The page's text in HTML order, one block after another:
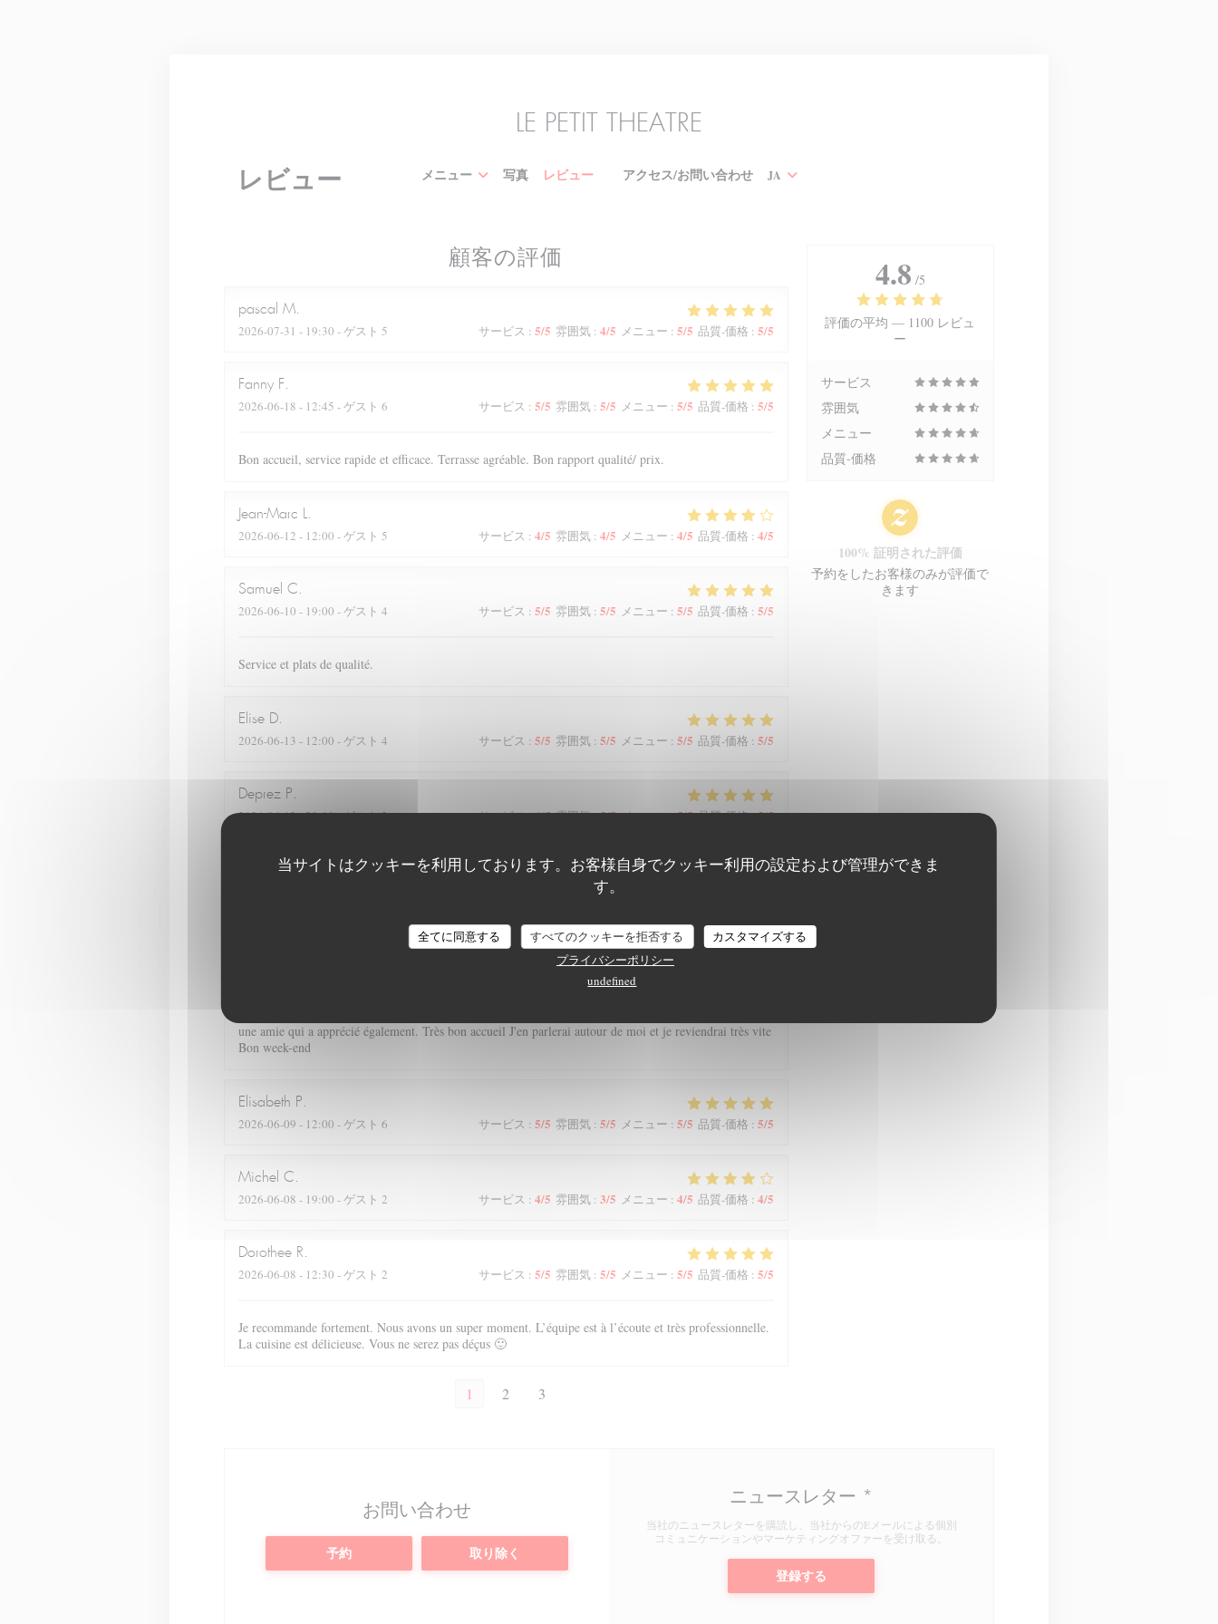
当サイトはクッキーを利用しております。お客様自身でクッキー利用の設定および管理ができま
す。
全てに同意する すべてのクッキーを拒否する
カスタマイズする
プライバシーポリシー
undefined
LE PETIT THEATRE
メニュー 写真 レビュー ((新しいウィンドウで開きます))
アクセス/お問い合わせ JA
レビュー
顧客の評価
pascal M
2026-07-31 - 19:30 - ゲスト 5 サービス : 5/5 雰囲気: 4/5 メニュー : 5/5 品質-価格 : 5/5
Fanny F
2026-06-18 - 12:45 - ゲスト 6 サービス : 5/5 雰囲気: 5/5 メニュー : 5/5 品質-価格 : 5/5
Bon accueil, service rapide et efficace. Terrasse agréable. Bon rapport qualité/ prix.
Jean-Marc L
2026-06-12 - 12:00 - ゲスト 5 サービス : 4/5 雰囲気: 4/5 メニュー : 4/5 品質-価格 : 4/5
Samuel C
2026-06-10 - 19:00 - ゲスト 4 サービス : 5/5 雰囲気: 5/5 メニュー : 5/5 品質-価格 : 5/5
Service et plats de qualité.
Elise D
2026-06-13 - 12:00 - ゲスト 4 サービス : 5/5 雰囲気: 5/5 メニュー : 5/5 品質-価格 : 5/5
Deprez P
2026-06-12- 20:00 - ゲスト 2 サービス:4/5 雰囲気:5/5 メニュー:5/5 品質-価格:5/5
C est la seconde fois que nous nous rendons dans ce restaurant situé dans un très beau secteur d Arras.
Nous reviendrons sans hésiter. Plats délicieux, personnel agréable et joli cadre.
雰囲気:5/5 メニュー:
une amie qui a apprécié également. Très bon accueil J'en parlerai autour de moi et je reviendrai très vite
Bon week-end
Elisabeth P
2026-06-09 - 12:00 - ゲスト 6 サービス : 5/5 雰囲気 : 5/5 メニュー : 5/5 品質-価格 : 5/5
Michel C
2026-06-08 - 19:00 - ゲスト 2 サービス : 4/5 雰囲気: 3/5 メニュー : 4/5 品質-価格 : 4/5
Dorothee R
2026-06-08 - 12:30 - ゲスト 2 サービス : 5/5 雰囲気: 5/5 メニュー : 5/5 品質-価格 : 5/5
Je recommande fortement. Nous avons un super moment. L’équipe est à l’écoute et très professionnelle.
La cuisine est délicieuse. Vous ne serez pas déçus 🙂
1 2 3
4.8 /5
評価の平均 — 1100 レビュ
ー
サービス
雰囲気
メニュー
品質-価格
100% 証明された評価
予約をしたお客様のみが評価で
きます
お問い合わせ
予約 取り除く
ニュースレター *
当社のニュースレターを購読し、当社からのEメールによる個別
コミュニケーションやマーケティングオファーを受け取る。
登録する